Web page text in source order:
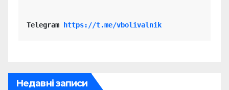
Telegram https://t.me/vbolivalnik
Недавні записи